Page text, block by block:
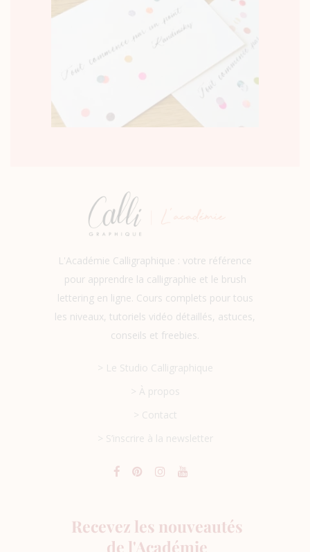
L'Académie Calligraphique : votre référence
pour apprendre la calligraphie et le brush
lettering en ligne. Cours complets pour tous
les niveaux, tutoriels vidéo détaillés, astuces,
conseils et freebies.
> Le Studio Calligraphique
> À propos
> Contact
> S’inscrire à la newsletter